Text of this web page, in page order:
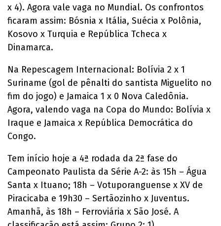
x 4). Agora vale vaga no Mundial. Os confrontos
ficaram assim: Bósnia x Itália, Suécia x Polônia,
Kosovo x Turquia e República Tcheca x
Dinamarca.
Na Repescagem Internacional: Bolívia 2 x 1
Suriname (gol de pênalti do santista Miguelito no
fim do jogo) e Jamaica 1 x 0 Nova Caledônia.
Agora, valendo vaga na Copa do Mundo: Bolívia x
Iraque e Jamaica x República Democrática do
Congo.
Tem início hoje a 4ª rodada da 2ª fase do
Campeonato Paulista da Série A-2: às 15h – Água
Santa x Ituano; 18h – Votuporanguense x XV de
Piracicaba e 19h30 – Sertãozinho x Juventus.
Amanhã, às 18h – Ferroviária x São José. A